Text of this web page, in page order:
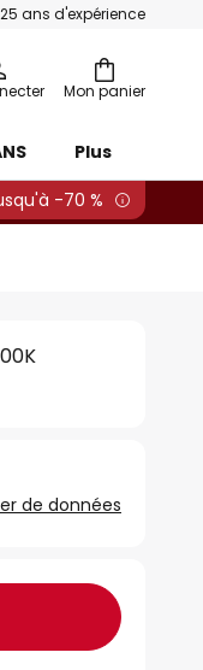
ans d'expérience
Mon panier
Plus
-70 %
de données